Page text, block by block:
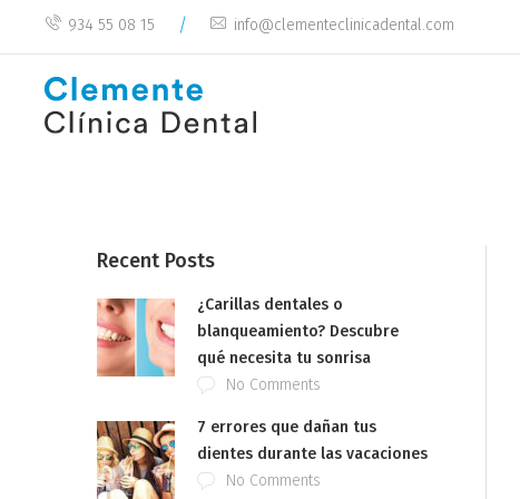
934 55 08 15 / info@clementeclinicadental.com
Recent Posts
¿Carillas dentales o
blanqueamiento? Descubre
qué necesita tu sonrisa
No Comments
7 errores que dañan tus
dientes durante las vacaciones
No Comments